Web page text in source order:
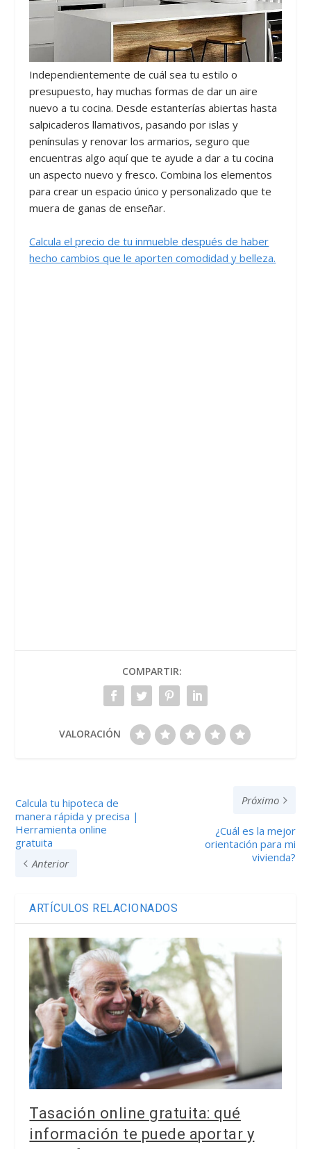
Independientemente de cuál sea tu estilo o
presupuesto, hay muchas formas de dar un aire
nuevo a tu cocina. Desde estanterías abiertas hasta
salpicaderos llamativos, pasando por islas y
penínsulas y renovar los armarios, seguro que
encuentras algo aquí que te ayude a dar a tu cocina
un aspecto nuevo y fresco. Combina los elementos
para crear un espacio único y personalizado que te
muera de ganas de enseñar.
Calcula el precio de tu inmueble después de haber
hecho cambios que le aporten comodidad y belleza.
COMPARTIR:
VALORACIÓN
Calcula tu hipoteca de
manera rápida y precisa |
Herramienta online
gratuita
Anterior
Próximo
¿Cuál es la mejor
orientación para mi
vivienda?
ARTÍCULOS RELACIONADOS
Tasación online gratuita: qué
información te puede aportar y